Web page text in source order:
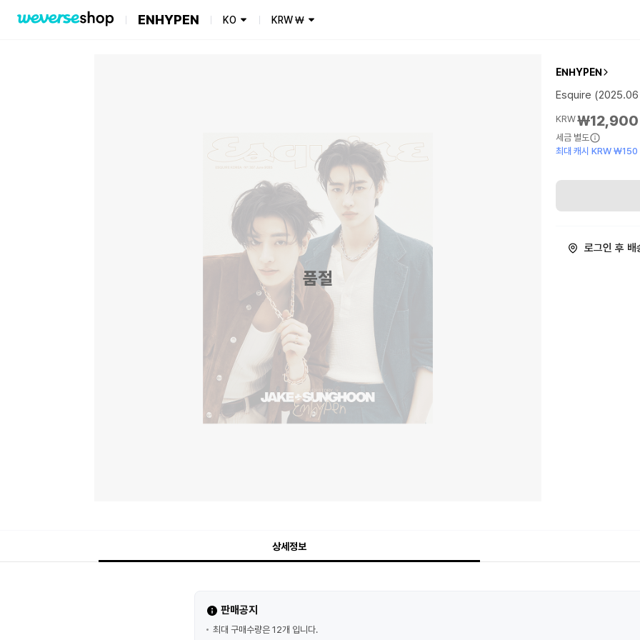
ENHYPEN KO KRW₩
품절
ENHYPEN
Esquire
KRW₩12,900
세금 별도
최대 캐시 KRW ₩150
로그인 후 배
상세정보
판매공지
최대 구매수량은 12개 입니다.